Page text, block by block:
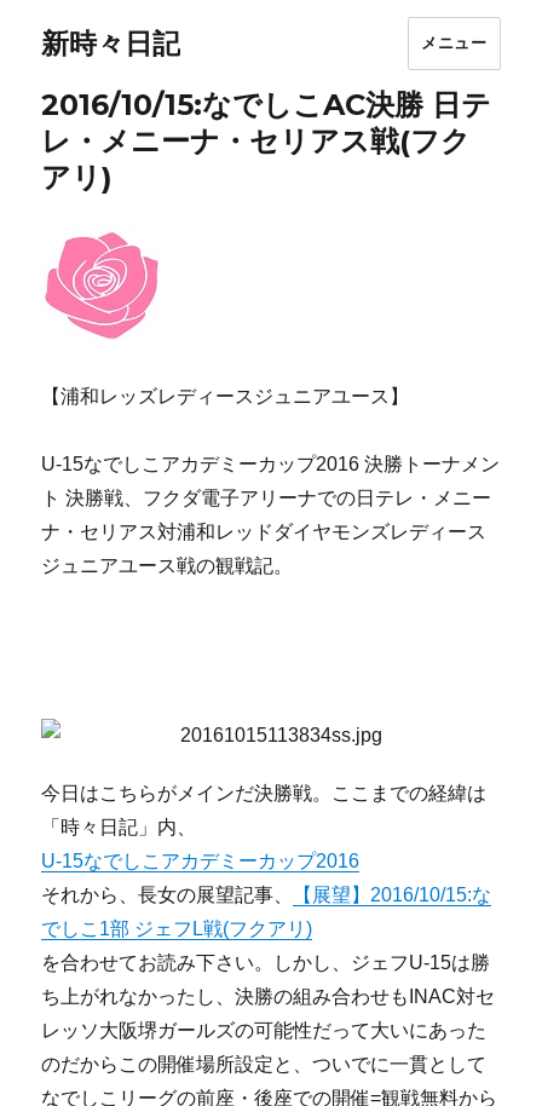
新時々日記 メニュー
2016/10/15:なでしこAC決勝 日テ
レ・メニーナ・セリアス戦(フク
アリ)
【浦和レッズレディースジュニアユース】
U-15なでしこアカデミーカップ2016 決勝トーナメン
ト 決勝戦、フクダ電子アリーナでの日テレ・メニー
ナ・セリアス対浦和レッドダイヤモンズレディース
ジュニアユース戦の観戦記。
今日はこちらがメインだ決勝戦。ここまでの経緯は
「時々日記」内、
U-15なでしこアカデミーカップ2016
それから、長女の展望記事、
【展望】2016/10/15:な
でしこ1部 ジェフL戦(フクアリ)
を合わせてお読み下さい。しかし、ジェフU-15は勝
ち上がれなかったし、決勝の組み合わせもINAC対セ
レッソ大阪堺ガールズの可能性だって大いにあった
のだからこの開催場所設定と、ついでに一貫として
なでしこリーグの前座・後座での開催=観戦無料から